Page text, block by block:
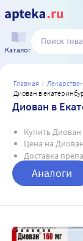
Каталог
главная
диован в
Диован в
Купить Диован
Цена на
Доставка
Аналоги